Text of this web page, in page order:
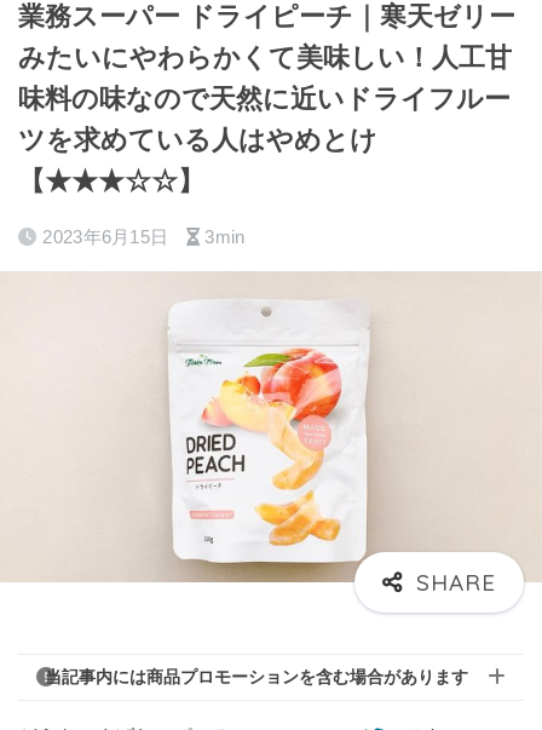
業務スーパー ドライピーチ｜寒天ゼリー
みたいにやわらかくて美味しい！人工甘
味料の味なので天然に近いドライフルー
ツを求めている人はやめとけ
【★★★☆☆】
2023年6月15日 3min
当記事内には商品プロモーションを含む場合があります